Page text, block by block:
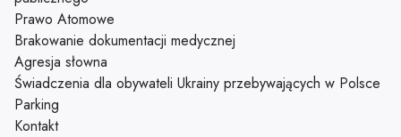
Prawo Atomowe
Brakowanie dokumentacji medycznej
Agresja słowna
Świadczenia dla obywateli Ukrainy przebywających w Polsce
Parking
Kontakt